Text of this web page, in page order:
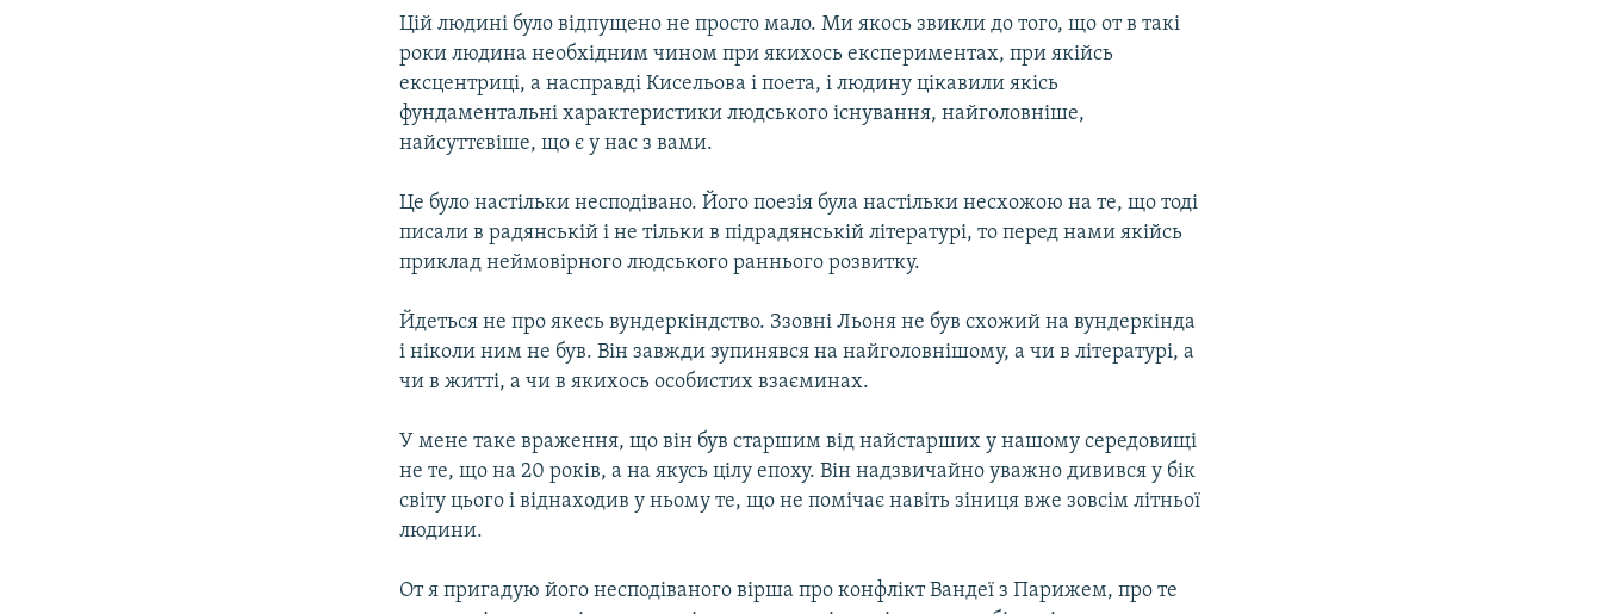
Цій людині було відпущено не просто мало. Ми якось звикли до того, що от в такі
роки людина необхідним чином при якихось експериментах, при якійсь
ексцентриці, а насправді Кисельова і поета, і людину цікавили якісь
фундаментальні характеристики людського існування, найголовніше,
найсуттєвіше, що є у нас з вами.
Це було настільки несподівано. Його поезія була настільки несхожою на те, що тоді
писали в радянській і не тільки в підрадянській літературі, то перед нами якійсь
приклад неймовірного людського раннього розвитку.
Йдеться не про якесь вундеркіндство. Ззовні Льоня не був схожий на вундеркінда
і ніколи ним не був. Він завжди зупинявся на найголовнішому, а чи в літературі, а
чи в житті, а чи в якихось особистих взаєминах.
У мене таке враження, що він був старшим від найстарших у нашому середовищі
не те, що на 20 років, а на якусь цілу епоху. Він надзвичайно уважно дивився у бік
світу цього і віднаходив у ньому те, що не помічає навіть зіниця вже зовсім літньої
людини.
От я пригадую його несподіваного вірша про конфлікт Вандеї з Парижем, про те